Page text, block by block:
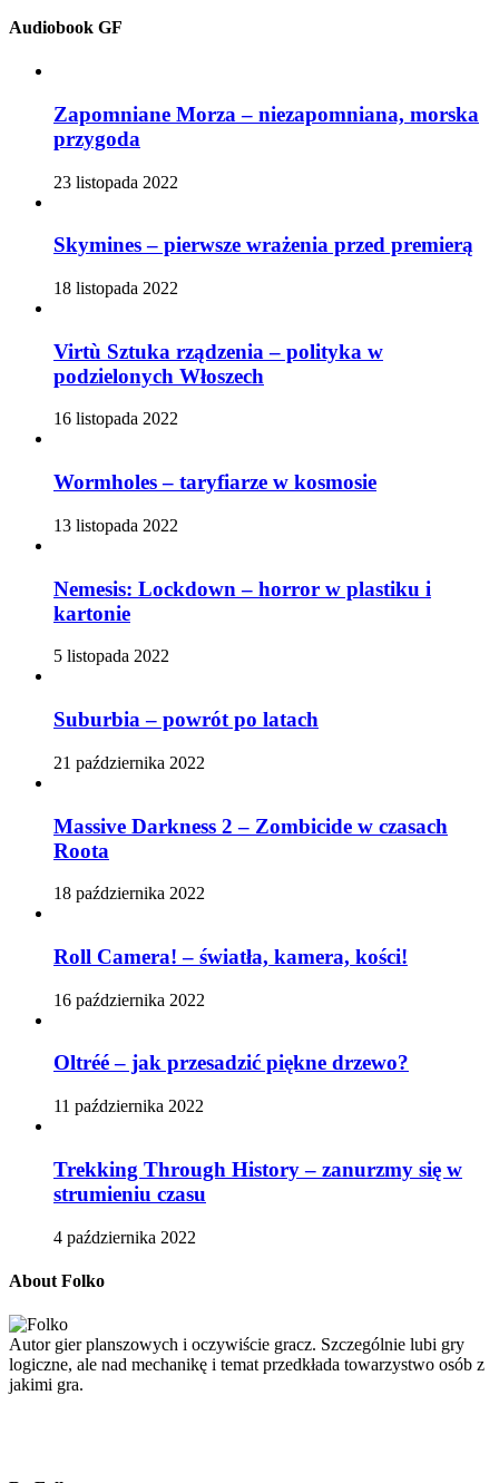
Audiobook GF
Zapomniane Morza – niezapomniana, morska
przygoda
23 listopada 2022
Skymines – pierwsze wrażenia przed premierą
18 listopada 2022
Virtù Sztuka rządzenia – polityka w
podzielonych Włoszech
16 listopada 2022
Wormholes – taryfiarze w kosmosie
13 listopada 2022
Nemesis: Lockdown – horror w plastiku i
kartonie
5 listopada 2022
Suburbia – powrót po latach
21 października 2022
Massive Darkness 2 – Zombicide w czasach
Roota
18 października 2022
Roll Camera! – światła, kamera, kości!
16 października 2022
Oltréé – jak przesadzić piękne drzewo?
11 października 2022
Trekking Through History – zanurzmy się w
strumieniu czasu
4 października 2022
About Folko
Autor gier planszowych i oczywiście gracz. Szczególnie lubi gry
logiczne, ale nad mechanikę i temat przedkłada towarzystwo osób z
jakimi gra.